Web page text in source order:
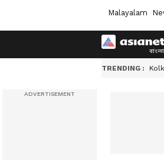
Malayalam
TRENDING :